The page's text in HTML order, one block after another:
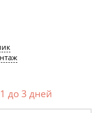
до 3 дней